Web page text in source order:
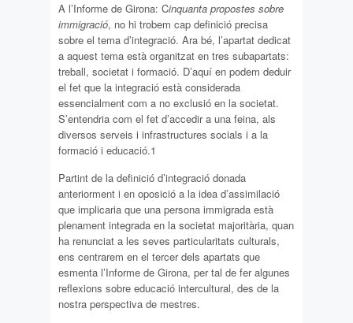
A l’Informe de Girona: Cinquanta propostes sobre
immigració, no hi trobem cap definició precisa
sobre el tema d’integració. Ara bé, l’apartat dedicat
a aquest tema està organitzat en tres subapartats:
treball, societat i formació. D’aquí en podem deduir
el fet que la integració està considerada
essencialment com a no exclusió en la societat.
S’entendria com el fet d’accedir a una feina, als
diversos serveis i infrastructures socials i a la
formació i educació.1
Partint de la definició d’integració donada
anteriorment i en oposició a la idea d’assimilació
que implicaria que una persona immigrada està
plenament integrada en la societat majoritària, quan
ha renunciat a les seves particularitats culturals,
ens centrarem en el tercer dels apartats que
esmenta l’Informe de Girona, per tal de fer algunes
reflexions sobre educació intercultural, des de la
nostra perspectiva de mestres.